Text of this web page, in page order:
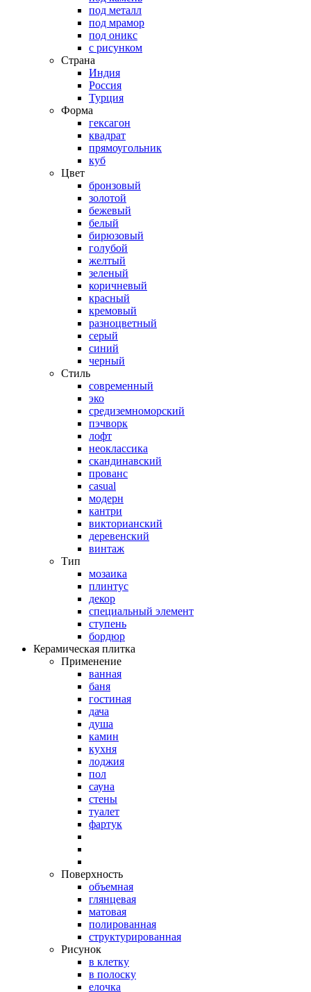
под металл
под мрамор
под оникс
с рисунком
Страна
Индия
Россия
Турция
Форма
гексагон
квадрат
прямоугольник
куб
Цвет
бронзовый
золотой
бежевый
белый
бирюзовый
голубой
желтый
зеленый
коричневый
красный
кремовый
разноцветный
серый
синий
черный
Стиль
современный
эко
средиземноморский
пэчворк
лофт
неоклассика
скандинавский
прованс
casual
модерн
кантри
викторианский
деревенский
винтаж
Тип
мозаика
плинтус
декор
специальный элемент
ступень
бордюр
Керамическая плитка
Применение
ванная
баня
гостиная
дача
душа
камин
кухня
лоджия
пол
сауна
стены
туалет
фартук
Поверхность
объемная
глянцевая
матовая
полированная
структурированная
Рисунок
в клетку
в полоску
елочка